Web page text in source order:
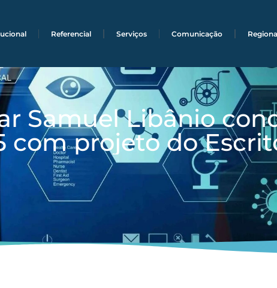
Referencial Serviços Comunicação
Samuel Libânio
com projeto do